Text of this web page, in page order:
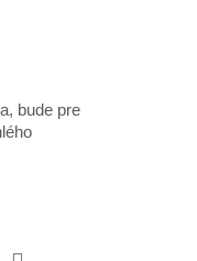
bude pre